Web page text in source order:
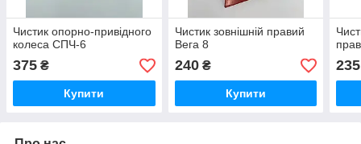
Чистик опорно-привідного
колеса СПЧ-6
375 ₴
Купити
Чистик зовнішній правий
Вега 8
240₴
Купити
235